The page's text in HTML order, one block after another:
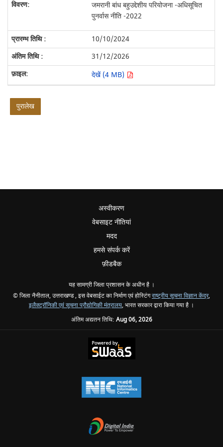
जमरानी बांध बहुउद्देशीय परियोजना -अधिसूचित
पुनर्वास नीति -2022
10/10/2024
31/12/2026
देखें (4 MB)
पुरालेख
अस्वीकरण
वेबसाइट नीतियां
मदद
हमसे संपर्क करें
फ़ीडबैक
यह सामग्री जिला प्रशासन के अधीन है ।
© जिला नैनीताल, उत्तराखण्ड , इस वेबसाईट का निर्माण एवं होस्टिंगराष्ट्रीय सूचना विज्ञान केंद्र,
इलैक्ट्रॉनिकी एवं सूचना प्रौद्योगिकी मंत्रालय, भारत सरकार द्वारा किया गया है ।
अंतिम अद्यतन तिथि: Aug 06, 2026